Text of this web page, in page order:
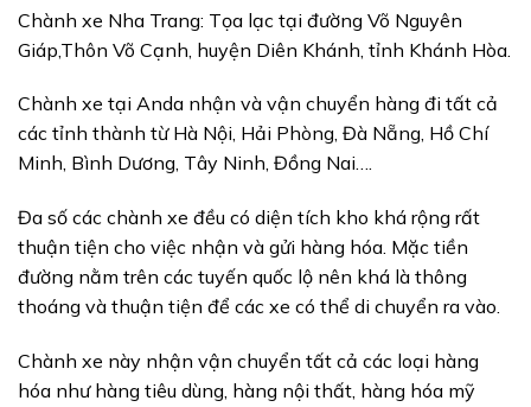
Chành xe Nha Trang: Tọa lạc tại đường Võ Nguyên
Giáp, Thôn Võ Cạnh, huyện Diên Khánh, tỉnh Khánh Hòa.
Chành xe tại Anda nhận và vận chuyển hàng đi tất cả
các tỉnh thành từ Hà Nội, Hải Phòng, Đà Nẵng, Hồ Chí
Minh, Bình Dương, Tây Ninh, Đồng Nai….
Đa số các chành xe đều có diện tích kho khá rộng rất
thuận tiện cho việc nhận và gửi hàng hóa. Mặc tiền
đường nằm trên các tuyến quốc lộ nên khá là thông
thoáng và thuận tiện để các xe có thể di chuyển ra vào.
Chành xe này nhận vận chuyển tất cả các loại hàng
hóa như hàng tiêu dùng, hàng nội thất, hàng hóa mỹ